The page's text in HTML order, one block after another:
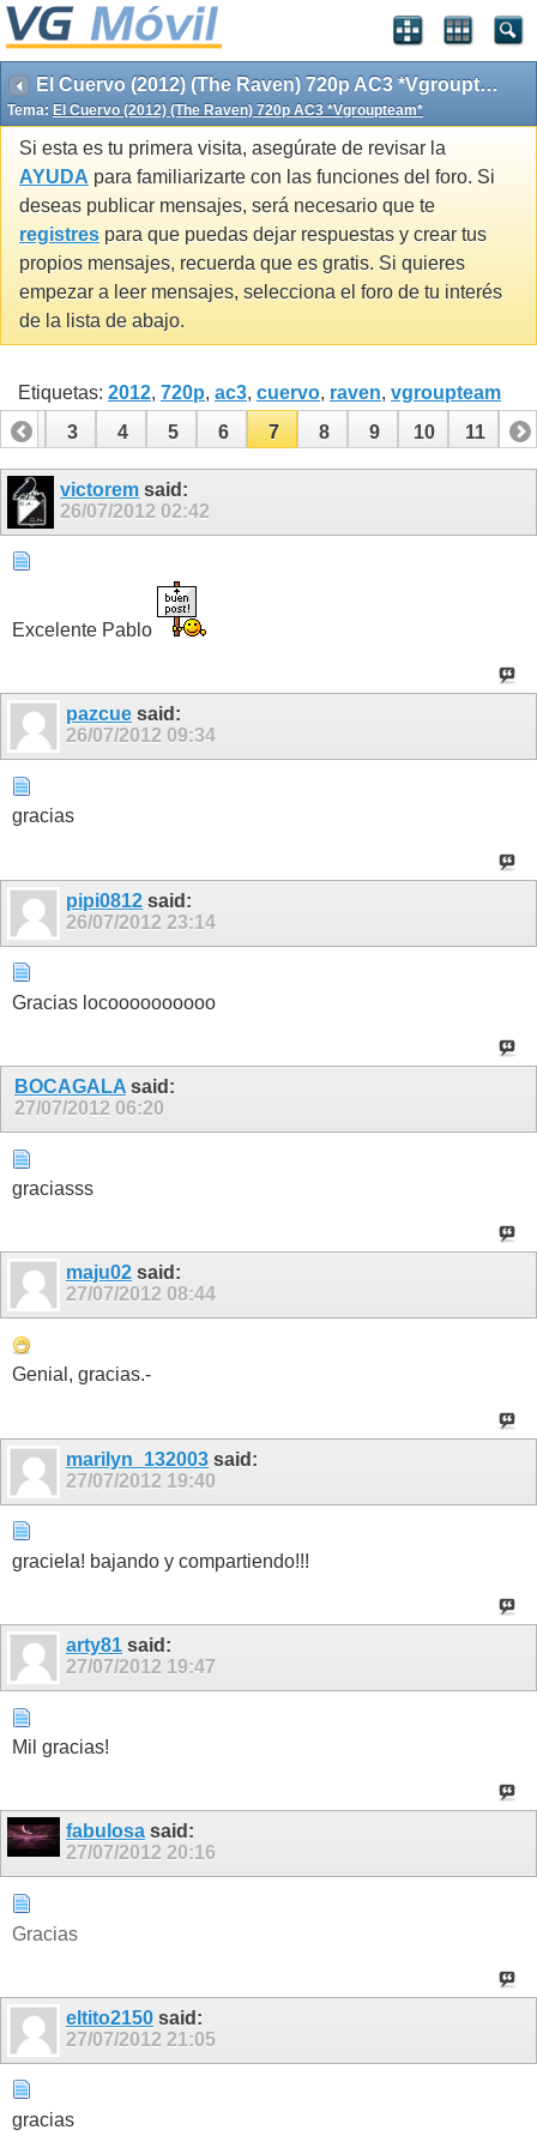
El Cuervo (2012) (The Raven) 720p AC3 *Vgroupteam*
Tema: El Cuervo (2012) (The Raven) 720p AC3 *Vgroupteam*
Si esta es tu primera visita, asegúrate de revisar la
AYUDA para familiarizarte con las funciones del foro. Si
deseas publicar mensajes, será necesario que te
registres para que puedas dejar respuestas y crear tus
propios mensajes, recuerda que es gratis. Si quieres
empezar a leer mensajes, selecciona el foro de tu interés
de la lista de abajo.
Etiquetas: 2012, 720p, ac3, cuervo, raven, vgroupteam
2
3 4 5 6 7 8 9 10 11
victorem said:
26/07/2012 02:42
Excelente Pablo
pazcue said:
26/07/2012 09:34
gracias
pipi0812 said:
26/07/2012 23:14
Gracias locoooooooooo
BOCAGALA said:
27/07/2012 06:20
graciasss
maju02 said:
27/07/2012 08:44
Genial, gracias.-
marilyn_132003 said:
27/07/2012 19:40
graciela! bajando y compartiendo!!!
arty81 said:
27/07/2012 19:47
Mil gracias!
fabulosa said:
27/07/2012 20:16
Gracias
eltito2150 said:
27/07/2012 21:05
gracias